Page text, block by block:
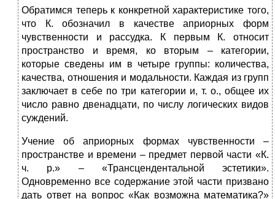
Обратимся теперь к конкретной характеристике того,
что К. обозначил в качестве априорных форм
чувственности и рассудка. К первым К. относит
пространство и время, ко вторым – категории,
которые сведены им в четыре группы: количества,
качества, отношения и модальности. Каждая из групп
заключает в себе по три категории и, т. о., общее их
число равно двенадцати, по числу логических видов
суждений.
Учение об априорных формах чувственности –
пространстве и времени – предмет первой части «К.
ч. р.» – «Трансцендентальной эстетики».
Одновременно все содержание этой части призвано
дать ответ на вопрос «Как возможна математика?»